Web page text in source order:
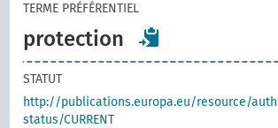
TERME PRÉFÉRENTIEL
protection
STATUT
http://publications.europa.eu/resource/
status/CURRENT